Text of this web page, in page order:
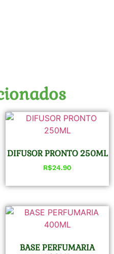
DIFUSOR PRONTO 250ML
R$24.90
BASE PERFUMARIA